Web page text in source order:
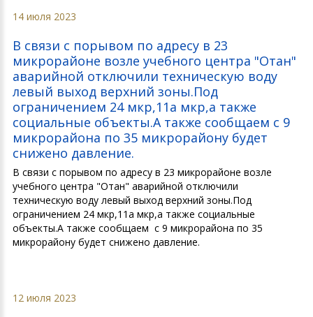
14 июля 2023
В связи с порывом по адресу в 23
микрорайоне возле учебного центра "Отан"
аварийной отключили техническую воду
левый выход верхний зоны.Под
ограничением 24 мкр,11а мкр,а также
социальные объекты.А также сообщаем с 9
микрорайона по 35 микрорайону будет
снижено давление.
В связи с порывом по адресу в 23 микрорайоне возле
учебного центра "Отан" аварийной отключили
техническую воду левый выход верхний зоны.Под
ограничением 24 мкр,11а мкр,а также социальные
объекты.А также сообщаем с 9 микрорайона по 35
микрорайону будет снижено давление.
12 июля 2023